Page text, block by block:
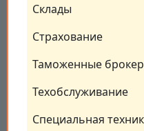
Склады
Страхование
Таможенные
Техобслуживание
Специальная